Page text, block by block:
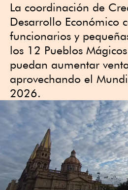
La coordinación de
Desarrollo Económico
funcionarios y
los 12 Pueblos
puedan aumentar
aprovechando el
2026.